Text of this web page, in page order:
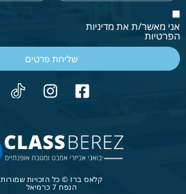
אני מאשר/ת את מדיניות
הפרטיות
שליחת פרטים
קלאס ברז © כל הזכויות שמורות
הנפח 7 כרמיאל